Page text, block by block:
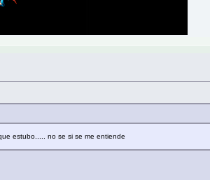
estubo..... no se si se me entiende